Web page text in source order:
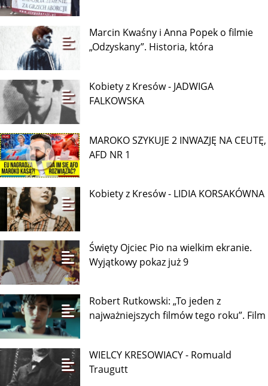
Marcin Kwaśny i Anna Popek o filmie
„Odzyskany”. Historia, która
Kobiety z Kresów - JADWIGA
FALKOWSKA
MAROKO SZYKUJE 2 INWAZJĘ NA CEUTĘ,
AFD NR 1
Kobiety z Kresów - LIDIA KORSAKÓWNA
Święty Ojciec Pio na wielkim ekranie.
Wyjątkowy pokaz już 9
Robert Rutkowski: „To jeden z
najważniejszych filmów tego roku”. Film
WIELCY KRESOWIACY - Romuald
Traugutt